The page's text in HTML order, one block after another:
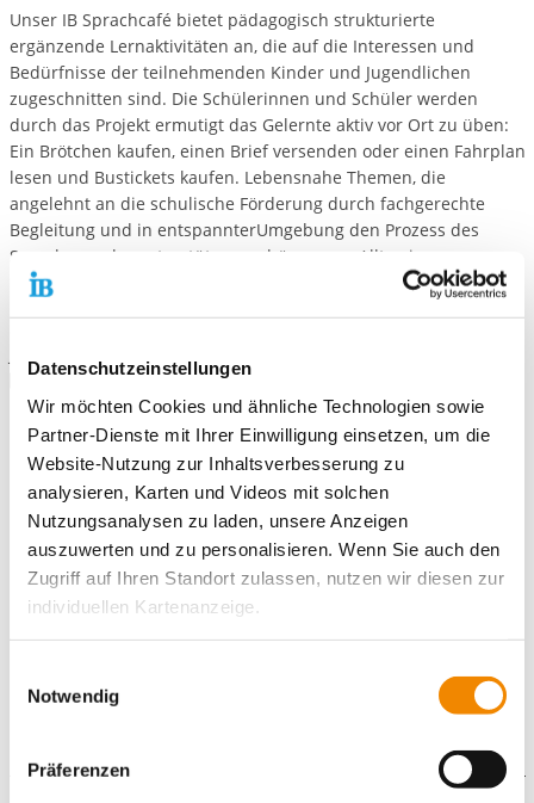
Datenschutzeinstellungen
Wir möchten Cookies und ähnliche Technologien sowie
Partner-Dienste mit Ihrer Einwilligung einsetzen, um die
Website-Nutzung zur Inhaltsverbesserung zu
analysieren, Karten und Videos mit solchen
Nutzungsanalysen zu laden, unsere Anzeigen
auszuwerten und zu personalisieren. Wenn Sie auch den
Zugriff auf Ihren Standort zulassen, nutzen wir diesen zur
individuellen Kartenanzeige.
unsere Partner Daten wie Ihre IP-Adresse und
verarbeiten diese zusammen mit Daten von anderen
Websites. Die Partner erkennen mitunter auch, wenn Sie
zum Website-Besuch verschiedene Geräte verwenden,
Notwendig
Präferenzen
Unser IB Sprachcafé bietet pädagogisch strukturierte
ergänzende Lernaktivitäten an, die auf die Interessen und
Bedürfnisse der teilnehmenden Kinder und Jugendlichen
zugeschnitten sind. Die Schülerinnen und Schüler werden
durch das Projekt ermutigt das Gelernte aktiv vor Ort zu üben:
Ein Brötchen kaufen, einen Brief versenden oder einen Fahrplan
lesen und Bustickets kaufen. Lebensnahe Themen, die
angelehnt an die schulische Förderung durch fachgerechte
Begleitung und in entspannterUmgebung den Prozess des
Spracherwerbs unterstützen, gehören zum Alltag im
Sprachcafé.
>>> Klick!